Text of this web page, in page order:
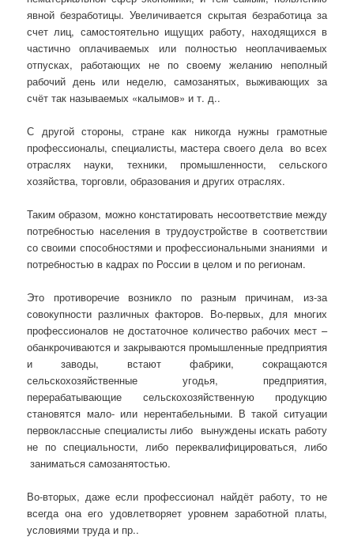
явной безработицы. Увеличивается скрытая безработица за
счет лиц, самостоятельно ищущих работу, находящихся в
частично оплачиваемых или полностью неоплачиваемых
отпусках, работающих не по своему желанию неполный
рабочий день или неделю, самозанятых, выживающих за
счёт так называемых «калымов» и т. д..
С другой стороны, стране как никогда нужны грамотные
профессионалы, специалисты, мастера своего дела во всех
отраслях науки, техники, промышленности, сельского
хозяйства, торговли, образования и других отраслях.
Таким образом, можно констатировать несоответствие между
потребностью населения в трудоустройстве в соответствии
со своими способностями и профессиональными знаниями и
потребностью в кадрах по России в целом и по регионам.
Это противоречие возникло по разным причинам, из-за
совокупности различных факторов. Во-первых, для многих
профессионалов не достаточное количество рабочих мест –
обанкрочиваются и закрываются промышленные предприятия
и заводы, встают фабрики, сокращаются
сельскохозяйственные угодья, предприятия,
перерабатывающие сельскохозяйственную продукцию
становятся мало- или нерентабельными. В такой ситуации
первоклассные специалисты либо вынуждены искать работу
не по специальности, либо переквалифицироваться, либо
заниматься самозанятостью.
Во-вторых, даже если профессионал найдёт работу, то не
всегда она его удовлетворяет уровнем заработной платы,
условиями труда и пр..